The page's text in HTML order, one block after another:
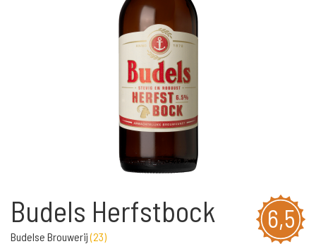
6,5
Budels Herfstbock
Budelse Brouwerij(23)